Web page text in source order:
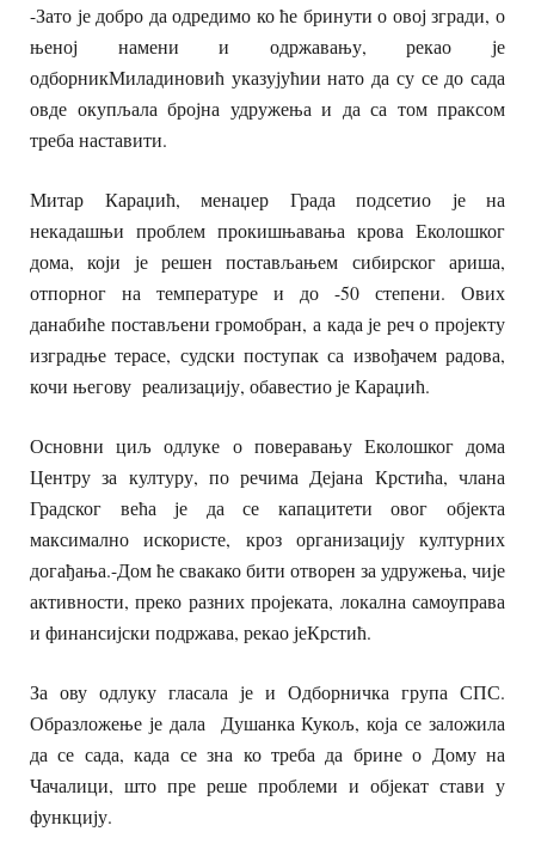
-Зато је добро да одредимо ко ће бринути о овој згради, о
њеној намени и одржавању, рекао је
одборникМиладиновић указујућии нато да су се до сада
овде окупљала бројна удружења и да са том праксом
треба наставити.
Митар Караџић, менаџер Града подсетио је на
некадашњи проблем прокишњавања крова Еколошког
дома, који је решен постављањем сибирског ариша,
отпорног на температуре и до -50 степени. Ових
данабиће постављени громобран, а када је реч о пројекту
изградње терасе, судски поступак са извођачем радова,
кочи његову реализацију, обавестио је Караџић.
Основни циљ одлуке о поверавању Еколошког дома
Центру за културу, по речима Дејана Крстића, члана
Градског већа је да се капацитети овог објекта
максимално искористе, кроз организацију културних
догађања.-Дом ће свакако бити отворен за удружења, чије
активности, преко разних пројеката, локална самоуправа
и финансијски подржава, рекао јеКрстић.
За ову одлуку гласала је и Одборничка група СПС.
Образложење је дала Душанка Кукољ, која се заложила
да се сада, када се зна ко треба да брине о Дому на
Чачалици, што пре реше проблеми и објекат стави у
функцију.